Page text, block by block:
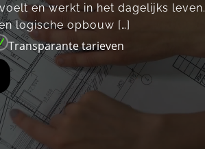
en werkt in het dagelijks leven.​
logische opbouw […]
Transparante tarieven